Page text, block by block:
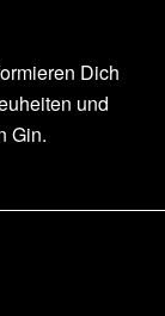
Dich
und
Gin.